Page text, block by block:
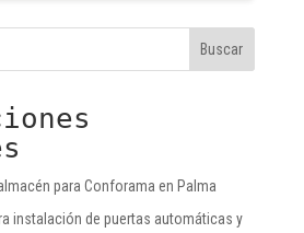
Buscar
para Conforama en Palma
instalación de puertas automáticas y